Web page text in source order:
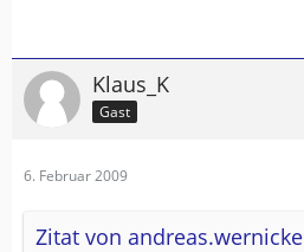
Klaus_K
Gast
6. Februar 2009
Zitat von andreas.wernicke